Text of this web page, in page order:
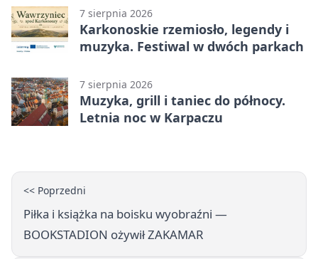
7 sierpnia 2026
Karkonoskie rzemiosło, legendy i
muzyka. Festiwal w dwóch parkach
7 sierpnia 2026
Muzyka, grill i taniec do północy.
Letnia noc w Karpaczu
<< Poprzedni
Piłka i książka na boisku wyobraźni —
BOOKSTADION ożywił ZAKAMAR